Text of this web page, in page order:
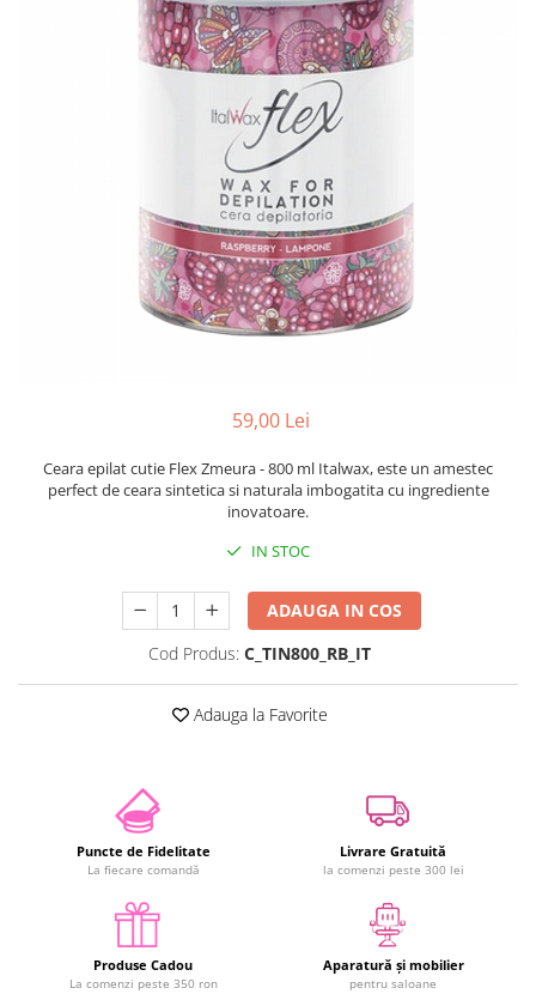
Produse Inainte de Epilare
Tratamente pentru Par
59,00 Lei
Ceara epilat cutie Flex Zmeura - 800 ml Italwax, este un amestec
perfect de ceara sintetica si naturala imbogatita cu ingrediente
inovatoare.
IN STOC
ADAUGA IN COS
Cod Produs: C_TIN800_RB_IT
Adauga la Favorite
Puncte de Fidelitate
La fiecare comandă
Livrare Gratuită
la comenzi peste 300 lei
Produse Cadou
La comenzi peste 350 ron
Aparatură și mobilier
pentru saloane